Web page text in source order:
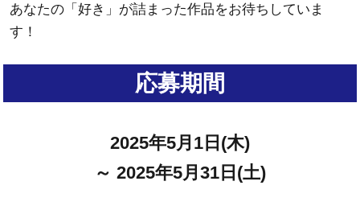
あなたの「好き」が詰まった作品をお待ちしていま
す！
応募期間
2025年5月1日(木)
～ 2025年5月31日(土)